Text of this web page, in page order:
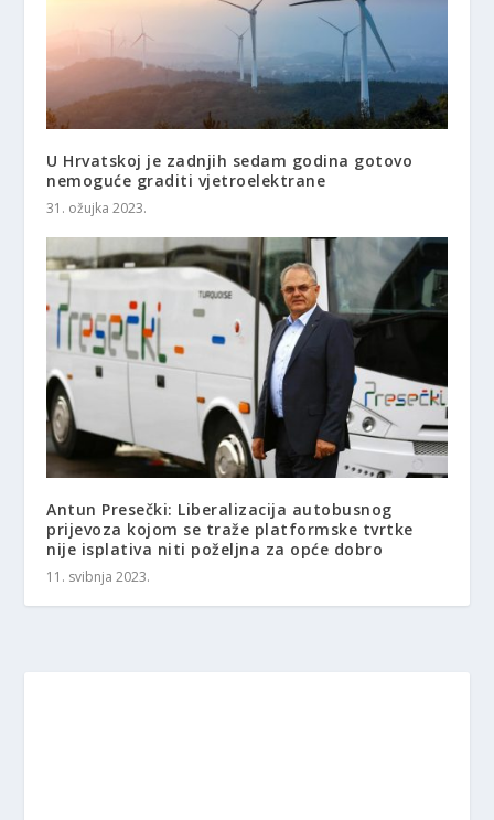
U Hrvatskoj je zadnjih sedam godina gotovo
nemoguće graditi vjetroelektrane
31. ožujka 2023.
Antun Presečki: Liberalizacija autobusnog
prijevoza kojom se traže platformske tvrtke
nije isplativa niti poželjna za opće dobro
11. svibnja 2023.